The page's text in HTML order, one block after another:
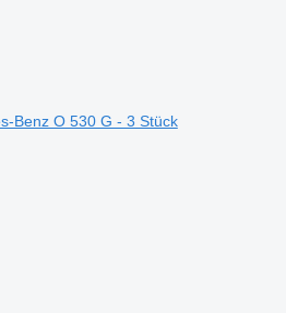
Benz O 530 G - 3 Stück